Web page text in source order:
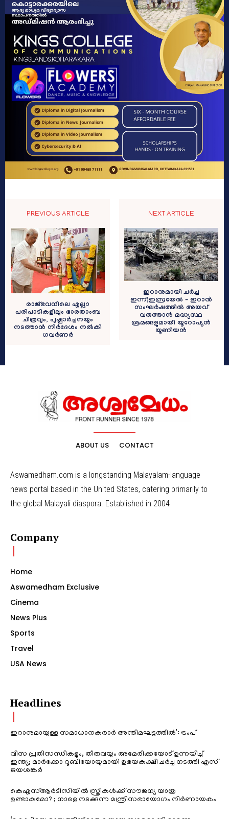
PREVIOUS ARTICLE
രാജ്ഭവനിലെ എല്ലാ
പരിപാടികളിലും ഭാരതാംബ
ചിത്രവും, പുഷ്പാർച്ചനയും
നടത്താൻ നിർദേശം നൽകി
ഗവർണർ
NEXT ARTICLE
ഇറാനുമായി ചർച്ച
ഇന്ന്;ഇസ്രയേൽ – ഇറാൻ
സംഘർഷത്തിൽ അയവ്
വരുത്താൻ മദ്ധ്യസ്ഥ
ശ്രമങ്ങളുമായി യൂറോപ്യൻ
യൂണിയൻ
ABOUT US CONTACT
Aswamedham.com is a longstanding Malayalam-language
news portal based in the United States, catering primarily to
the global Malayali diaspora. Established in 2004
Company
Home
Aswamedham Exclusive
Cinema
News Plus
Sports
Travel
USA News
Headlines
ഇറാനുമായുള്ള സമാധാനകരാർ അന്തിമഘട്ടത്തിൽ‌’: ട്രംപ്
വിസ പ്രതിസന്ധികളും, തീരുവയും അമേരിക്കയോട് ഉന്നയിച്ച്
ഇന്ത്യ; മാർക്കോ റൂബിയോയുമായി ഉഭയകക്ഷി ചർച്ച നടത്തി എസ്
ജയശങ്കർ
കെഎസ്ആർടിസിയിൽ സ്ത്രീകൾക്ക് സൗജന്യ യാത്ര
ഉണ്ടാകുമോ? ; നാളെ നടക്കുന്ന മന്ത്രിസഭായോഗം നിർണായകം